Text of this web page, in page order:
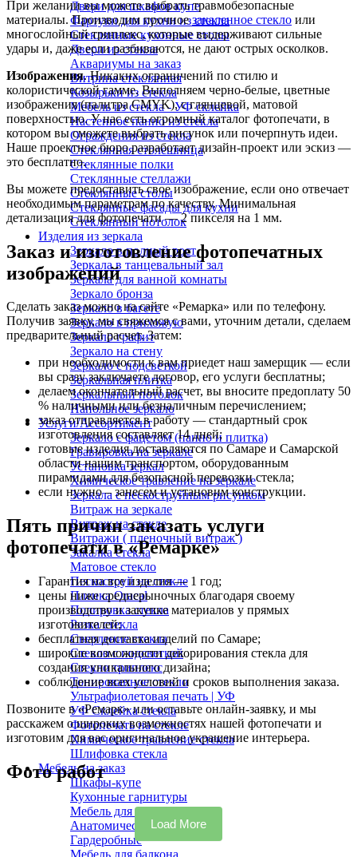
Двери для шкафов купе
Фартуки для кухни из стекла
Стеклянные кухонные столы
Двери из стекла
Аквариумы на заказ
Витрина стеклянная
Козырьки из стекла
Мебель из стекла - УФ склейка
Настенное панно из стекла
Ограждения из стекла
Стеклянная столешница
Стеклянные полки
Стеклянные стеллажи
Стеклянные столы
Стеклянные фасады для кухни
Стеклянный потолок
Изделия из зеркала
Зеркало в полный рост
Зеркала в танцевальный зал
Зеркала для ванной комнаты
Зеркало бронза
Зеркало в багете
Зеркало в прихожую
Зеркало графит
Зеркало на стену
Зеркало с подсветкой
Зеркальная плитка
Зеркальный потолок
Напольное зеркало
Услуги/Ассортимент
Зеркало с фацетом (панно и плитка)
Гравировка на зеркале
Установка зеркал
Химическое травление на зеркале
Зеркала с пескоструйным рисунком
Витраж на зеркале
Витраж на стекле
Витражи ( пленочный витраж )
Закалка стекла
Матовое стекло
Пескоструй на стекле
Пленка Oracal
Полировка стекла
Резка стекла
Сверление стекла
Стекло с подсветкой
Стекло триплекс
Тонированное стекло
Ультрафиолетовая печать | УФ
УФ Склейка стекла
Фотопечать на стекле
Химическое травление стекла
Шлифовка стекла
Мебель на заказ
Шкафы-купе
Кухонные гарнитуры
Мебель для спальни
Анатомические кушетки
Гардеробные
Мебель для балкона
При желании вы можете выбрать травмобезопасные
материалы. Производим прочноезакаленное стекло или
многослойный триплекс, которые выдерживают сильные
удары и, даже если разбиваются, не дают острых осколков.
Изображения. Никаких ограничений по стилю и
колористической гамме. Выполняем черно-белые, цветные
изображения (палитра CMYK), с глянцевой, матовой
поверхностью. У нас есть огромный каталог фотопечати, в
котором вы сможете выбрать рисунок или почерпнуть идеи.
Наше проектное бюро разработает дизайн-проект или эскиз —
это бесплатно.
Вы можете предоставить свое изображение, если оно отвечает
необходимым параметрам по качеству. Минимальная
детализация для фотопечати — 2 пикселя на 1 мм.
Заказ и изготовление фотопечатных
изображений
Сделать заказ можно на сайте «Ремарка» или по телефону.
Получив заявку, мы свяжемся с вами, уточним детали, сделаем
предварительный расчет. Затем:
при необходимости к вам приедет наш замерщик — если
вы сразу заключаете договор, его услуги бесплатны;
делаем окончательный расчет, вы вносите предоплату 50
% наличными или безналичным перечислением;
заказ отправляется в работу — стандартный срок
изготовления составляет 14 дней;
готовые изделия доставляются по Самаре и Самарской
области нашим транспортом, оборудованным
пирамидами для безопасной перевозки стекла;
если нужно – занесем и установим конструкции.
Пять причин заказать услуги
фотопечати в «Ремарке»
Гарантия на все изделия — 1 год;
цены ниже среднерыночных благодаря своему
производству и закупке материалов у прямых
изготовителей;
бесплатная доставка изделий по Самаре;
широкие возможности декорирования стекла для
создания уникального дизайна;
соблюдение всех условий и сроков выполнения заказа.
Позвоните в «Ремарк» или оставьте онлайн-заявку, и мы
расскажем о широких возможностях нашей фотопечати и
изготовим для вас оригинальное украшение интерьера.
Фото работ
Load More